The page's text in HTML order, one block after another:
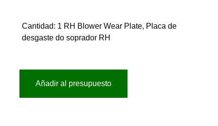
Cantidad: 1 RH Blower Wear Plate, Placa de
desgaste do soprador RH
Añadir al presupuesto